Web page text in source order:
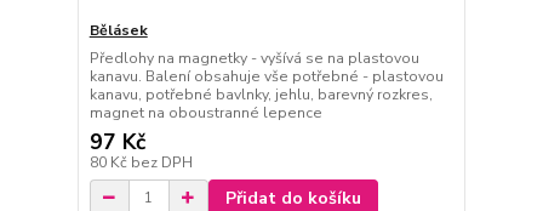
Bělásek
Předlohy na magnetky - vyšívá se na plastovou
kanavu. Balení obsahuje vše potřebné - plastovou
kanavu, potřebné bavlnky, jehlu, barevný rozkres,
magnet na oboustranné lepence
97 Kč
80 Kč bez DPH
Přidat do košíku